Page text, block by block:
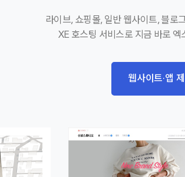
라이브, 쇼핑몰, 일반 웹사이트, 블로
XE 호스팅 서비스로 지금 바로
웹사이트·앱
썸네일